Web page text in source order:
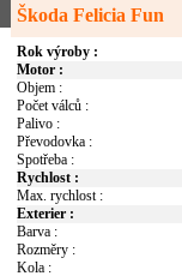
Škoda Felicia Fun
Rok výroby :
Motor :
Objem :
Počet válců :
Palivo :
Převodovka :
Spotřeba :
Rychlost :
Max. rychlost :
Exterier :
Barva :
Rozměry :
Kola :